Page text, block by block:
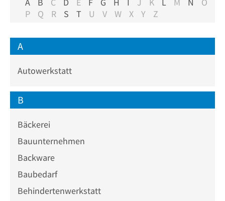
P
Q R S T U V W X Y Z
A
Autowerkstatt
B
Bäckerei
Bauunternehmen
Backware
Baubedarf
Behindertenwerkstatt